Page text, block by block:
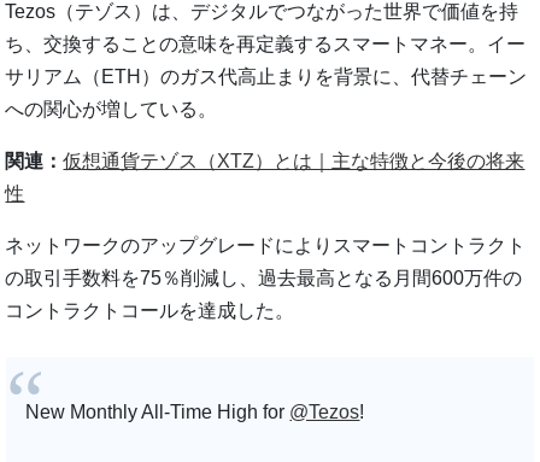
Tezos（テゾス）は、デジタルでつながった世界で価値を持
ち、交換することの意味を再定義するスマートマネー。イー
サリアム（ETH）のガス代高止まりを背景に、代替チェーン
への関心が増している。
関連：仮想通貨テゾス（XTZ）とは｜主な特徴と今後の将来
性
ネットワークのアップグレードによりスマートコントラクト
の取引手数料を75％削減し、過去最高となる月間600万件の
コントラクトコールを達成した。
New Monthly All-Time High for @Tezos!